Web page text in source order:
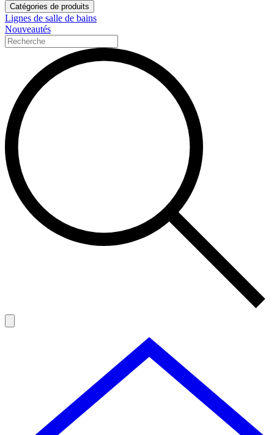
Catégories de produits
Lignes de salle de bains
Nouveautés